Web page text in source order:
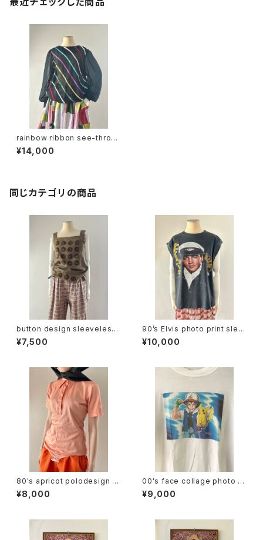
rainbow ribbon see-throug
h L/S blouse
¥14,000
同じカテゴリの商品
button design sleeveless
tops
¥7,500
90’s Elvis photo print slee
veless tee
¥10,000
80's apricot polodesign S/
S bodysuit
¥8,000
00's face collage photo te
e
¥9,000